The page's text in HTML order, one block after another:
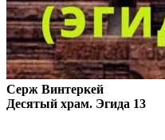
Серж Винтеркей
Десятый храм. Эгида 13